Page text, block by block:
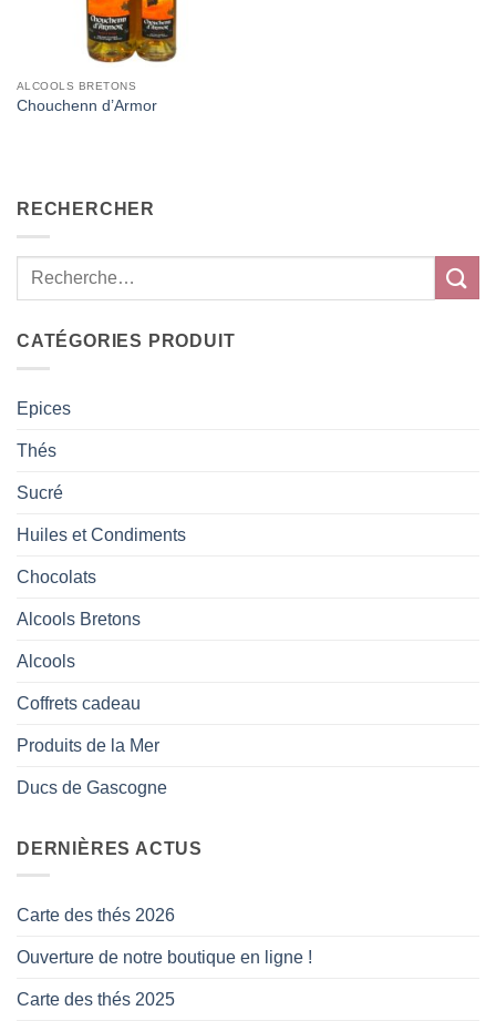
ALCOOLS BRETONS
Chouchenn d’Armor
RECHERCHER
CATÉGORIES PRODUIT
Epices
Thés
Sucré
Huiles et Condiments
Chocolats
Alcools Bretons
Alcools
Coffrets cadeau
Produits de la Mer
Ducs de Gascogne
DERNIÈRES ACTUS
Carte des thés 2026
Ouverture de notre boutique en ligne !
Carte des thés 2025